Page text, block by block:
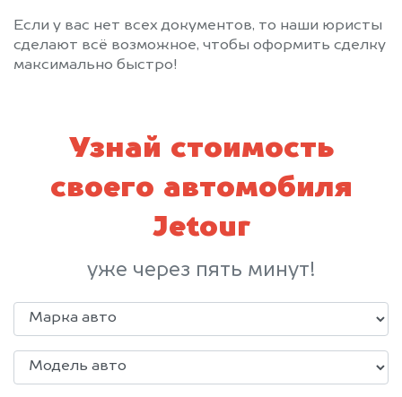
Если у вас нет всех документов, то наши юристы
сделают всё возможное, чтобы оформить сделку
максимально быстро!
Узнай стоимость
своего автомобиля
Jetour
уже через пять минут!